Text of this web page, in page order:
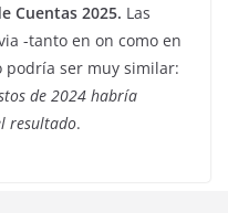
Cuentas 2025. Las
-tanto en on como en
ser muy similar:
de 2024 habría
resultado.